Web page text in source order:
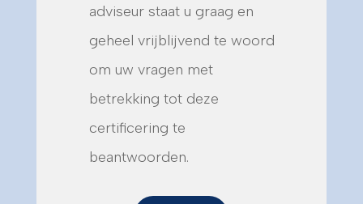
adviseur staat u graag en
geheel vrijblijvend te woord
om uw vragen met
betrekking tot deze
certificering te
beantwoorden.